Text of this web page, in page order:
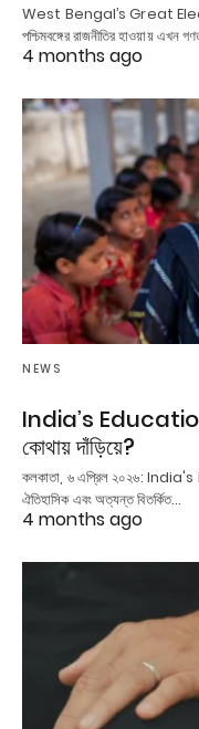
West Bengal’s Great
পশ্চিমবঙ্গের রাজনীতির হাওয়ায় এখন
4 months ago
NEWS
India’s Education
কোথায় দাঁড়িয়ে?
কলকাতা, ৬ এপ্রিল ২০২৬:
ঐতিহাসিক এবং অত্যন্ত বিতর্কিত…
4 months ago